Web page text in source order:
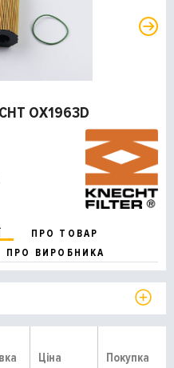
OX1963D
ПРО ТОВАР
ПРО ВИРОБНИКА
Ціна Покупка